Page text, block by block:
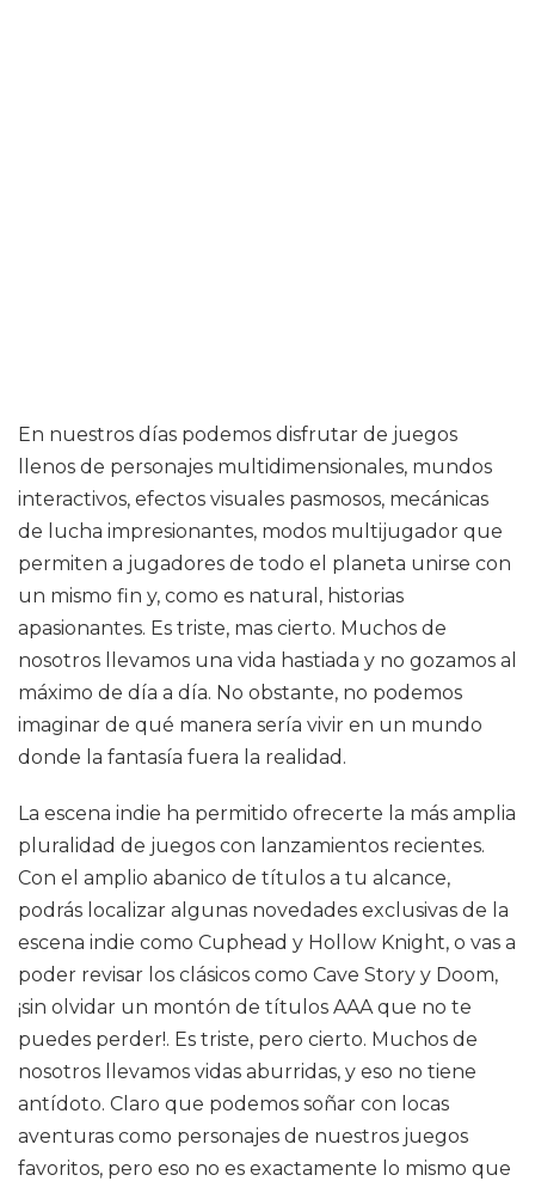
En nuestros días podemos disfrutar de juegos
llenos de personajes multidimensionales, mundos
interactivos, efectos visuales pasmosos, mecánicas
de lucha impresionantes, modos multijugador que
permiten a jugadores de todo el planeta unirse con
un mismo fin y, como es natural, historias
apasionantes. Es triste, mas cierto. Muchos de
nosotros llevamos una vida hastiada y no gozamos al
máximo de día a día. No obstante, no podemos
imaginar de qué manera sería vivir en un mundo
donde la fantasía fuera la realidad.
La escena indie ha permitido ofrecerte la más amplia
pluralidad de juegos con lanzamientos recientes.
Con el amplio abanico de títulos a tu alcance,
podrás localizar algunas novedades exclusivas de la
escena indie como Cuphead y Hollow Knight, o vas a
poder revisar los clásicos como Cave Story y Doom,
¡sin olvidar un montón de títulos AAA que no te
puedes perder!. Es triste, pero cierto. Muchos de
nosotros llevamos vidas aburridas, y eso no tiene
antídoto. Claro que podemos soñar con locas
aventuras como personajes de nuestros juegos
favoritos, pero eso no es exactamente lo mismo que